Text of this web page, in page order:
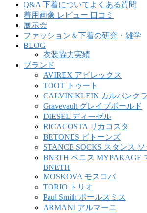
Q&A 下着についてよくある質問
着用画像 レビュー 口コミ
展示会
ファッション＆下着の研究・雑学
BLOG
衣装協力実績
ブランド
AVIREX アビレックス
TOOT トゥート
CALVIN KLEIN カルバンク
Gravevault グレイブボールド
DIESEL ディーゼル
RICACOSTA リカコスタ
BETONES ビトーンズ
STANCE SOCKS スタンス ソ
BN3TH ベニス MYPAKAGE
BNETH
MOSKOVA モスコバ
TORIO トリオ
Paul Smith ポールスミス
ARMANI アルマーニ